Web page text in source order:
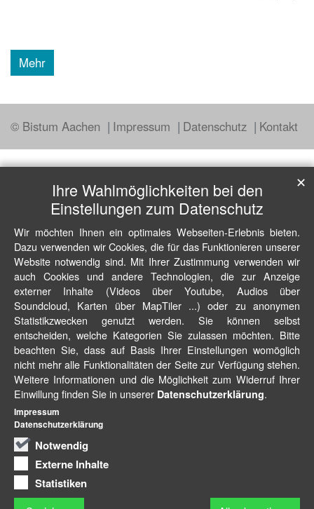
Mehr
© Bistum Aachen Impressum Datenschutz Kontakt
Ihre Wahlmöglichkeiten bei den
Einstellungen zum Datenschutz
Wir möchten Ihnen ein optimales Webseiten-Erlebnis bieten.
Dazu verwenden wir Cookies, die für das Funktionieren unserer
Website notwendig sind. Mit Ihrer Zustimmung verwenden wir
auch Cookies und andere Technologien, die zur Anzeige
externer Inhalte (Videos über Youtube, Audios über
Soundcloud, Karten über MapTiler ...) oder zu anonymen
Statistikzwecken genutzt werden. Sie können selbst
entscheiden, welche Kategorien Sie zulassen möchten. Bitte
beachten Sie, dass auf Basis Ihrer Einstellungen womöglich
nicht mehr alle Funktionalitäten der Seite zur Verfügung stehen.
Weitere Informationen und die Möglichkeit zum Widerruf Ihrer
Einwillung finden Sie in unserer Datenschutzerklärung.
Notwendig
Externe Inhalte
Statistiken
✕
Impressum
Datenschutzerklärung